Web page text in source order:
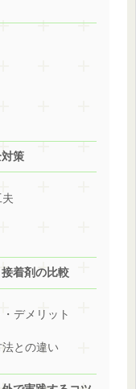
策
着剤の比較
デメリット
との違い